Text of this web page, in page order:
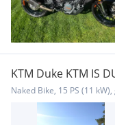
KTM Duke KTM IS
Naked Bike, 15 PS (11